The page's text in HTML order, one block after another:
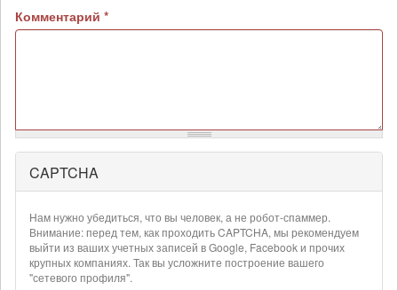
Комментарий *
Более
подробная
информация
текстовых
форматах
CAPTCHA
Нам нужно убедиться, что вы человек, а не робот-спаммер.
Внимание: перед тем, как проходить CAPTCHA, мы рекомендуем
выйти из ваших учетных записей в Google, Facebook и прочих
крупных компаниях. Так вы усложните построение вашего
"сетевого профиля".